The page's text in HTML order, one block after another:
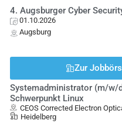
4. Augsburger Cyber
01.10.2026
Augsburg
Zur
Systemadministrator (m/w/
Schwerpunkt Linux
CEOS Corrected Electron
Heidelberg